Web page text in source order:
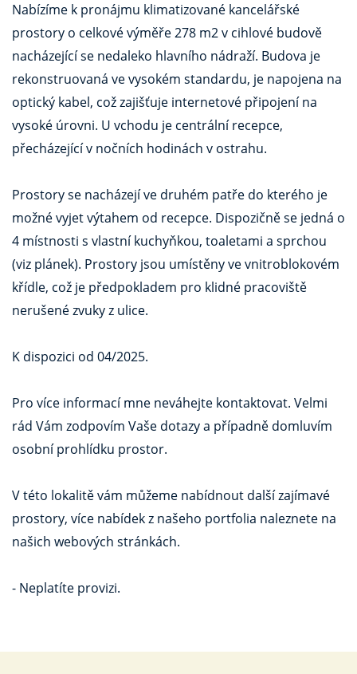
Nabízíme k pronájmu klimatizované kancelářské
prostory o celkové výměře 278 m2 v cihlové budově
nacházející se nedaleko hlavního nádraží. Budova je
rekonstruovaná ve vysokém standardu, je napojena na
optický kabel, což zajišťuje internetové připojení na
vysoké úrovni. U vchodu je centrální recepce,
přecházející v nočních hodinách v ostrahu.
Prostory se nacházejí ve druhém patře do kterého je
možné vyjet výtahem od recepce. Dispozičně se jedná o
4 místnosti s vlastní kuchyňkou, toaletami a sprchou
(viz plánek). Prostory jsou umístěny ve vnitroblokovém
křídle, což je předpokladem pro klidné pracoviště
nerušené zvuky z ulice.
K dispozici od 04/2025.
Pro více informací mne neváhejte kontaktovat. Velmi
rád Vám zodpovím Vaše dotazy a případně domluvím
osobní prohlídku prostor.
V této lokalitě vám můžeme nabídnout další zajímavé
prostory, více nabídek z našeho portfolia naleznete na
našich webových stránkách.
- Neplatíte provizi.